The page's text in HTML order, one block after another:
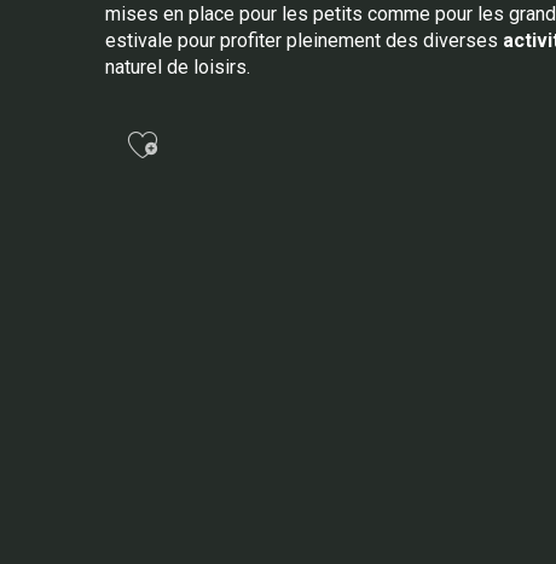
mises en place pour les petits comme pour les
estivale pour profiter pleinement des diverses
naturel de loisirs.
Ajouter aux favoris